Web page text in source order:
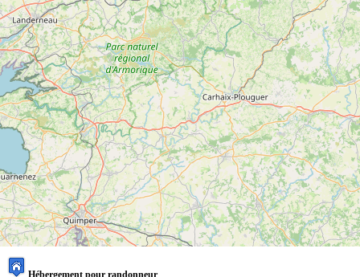
Hébergement pour randonneur